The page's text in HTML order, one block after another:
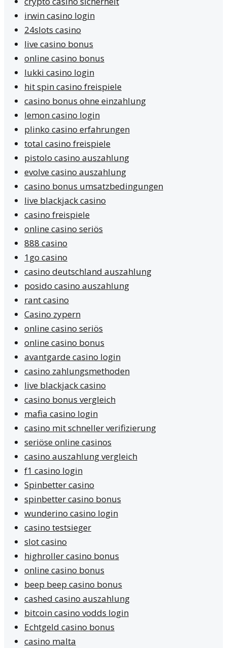
irwin casino login
24slots casino
live casino bonus
online casino bonus
lukki casino login
hit spin casino freispiele
casino bonus ohne einzahlung
lemon casino login
plinko casino erfahrungen
total casino freispiele
pistolo casino auszahlung
evolve casino auszahlung
casino bonus umsatzbedingungen
live blackjack casino
casino freispiele
online casino seriös
888 casino
1go casino
casino deutschland auszahlung
posido casino auszahlung
rant casino
Casino zypern
online casino seriös
online casino bonus
avantgarde casino login
casino zahlungsmethoden
live blackjack casino
casino bonus vergleich
mafia casino login
casino mit schneller verifizierung
seriöse online casinos
casino auszahlung vergleich
f1 casino login
Spinbetter casino
spinbetter casino bonus
wunderino casino login
casino testsieger
slot casino
highroller casino bonus
online casino bonus
beep beep casino bonus
cashed casino auszahlung
bitcoin casino vodds login
Echtgeld casino bonus
casino malta